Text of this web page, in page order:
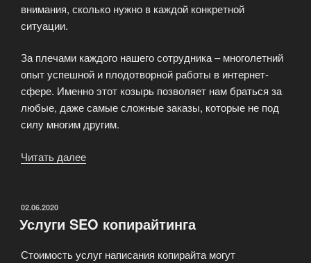
внимания, сколько нужно в каждой конкретной
ситуации.
За плечами каждого нашего сотрудника – многолетний
опыт успешной и плодотворной работы в интернет-
сфере. Именно этот козырь позволяет нам браться за
любые, даже самые сложные заказы, которые не под
силу многим другим.
Читать далее
ОПУБЛИКОВАНО
02.06.2020
Услуги SEO копирайтинга
Стоимость услуг написания копирайта могут